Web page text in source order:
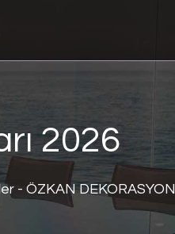
2026
- ÖZKAN DEKORASYON